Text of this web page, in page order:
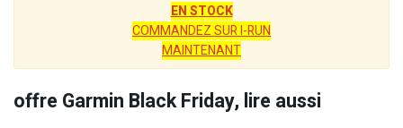
EN STOCK
COMMANDEZ SUR I-RUN
MAINTENANT
offre Garmin Black Friday, lire aussi